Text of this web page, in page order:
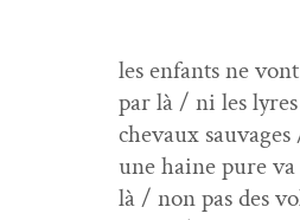
les enfants ne
par là / ni les
chevaux sauvages
une haine pure
là / non pas des